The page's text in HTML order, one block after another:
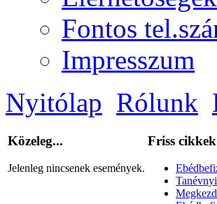
Fontos
Impresszum
Nyitólap Rólunk
Közeleg...
Jelenleg nincsenek események.
Friss cikkek